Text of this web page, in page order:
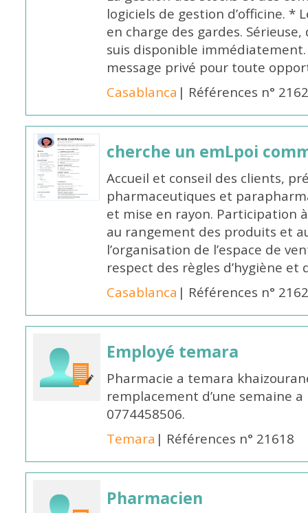
logiciels de gestion d’officine. *
en charge des gardes.
suis disponible
message privé pour toute
Casablanca | Références n°
cherche un emLpoi
Accueil et conseil des clients,
pharmaceutiques et
et mise en rayon. Participation
au rangement des produits et
l’organisation de l’espace de
respect des règles d’hygiène et
Casablanca | Références n°
Employé temara
Pharmacie a temara
remplacement d’une semaine
0774458506.
Temara | Références n° 21618
Pharmacien